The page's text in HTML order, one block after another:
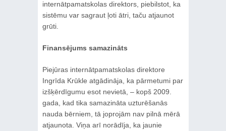
internātpamatskolas direktors, piebilstot, ka
sistēmu var sagraut ļoti ātri, taču atjaunot
grūti.
Finansējums samazināts
Piejūras internātpamatskolas direktore
Ingrīda Krūkle atgādināja, ka pārmetumi par
izšķērdīgumu esot nevietā, – kopš 2009.
gada, kad tika samazināta uzturēšanās
nauda bērniem, tā joprojām nav pilnā mērā
atjaunota. Viņa arī norādīja, ka jaunie